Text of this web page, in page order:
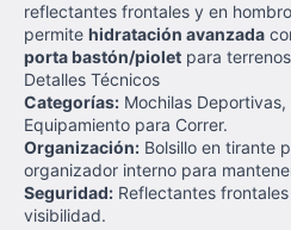
reflectantes frontales y en
permite hidratación avanzada
porta bastón/piolet para
Detalles Técnicos
Categorías: Mochilas
Equipamiento para Correr.
Organización: Bolsillo en tirante
organizador interno para
Seguridad: Reflectantes
visibilidad.